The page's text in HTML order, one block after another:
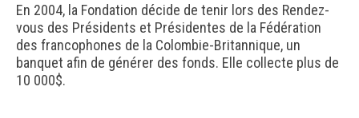
En 2004, la Fondation décide de tenir lors des Rendez-
vous des Présidents et Présidentes de la Fédération
des francophones de la Colombie-Britannique, un
banquet afin de générer des fonds. Elle collecte plus de
10 000$.